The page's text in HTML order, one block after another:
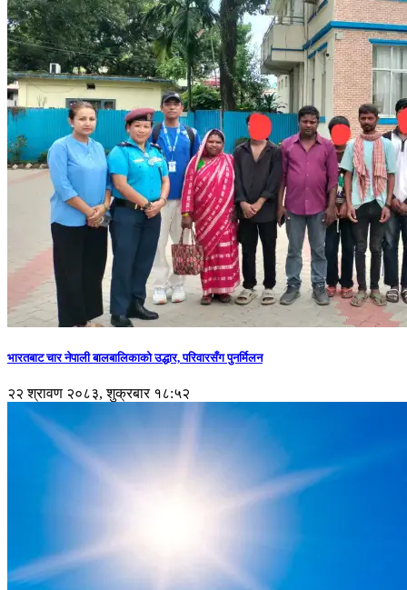
भारतबाट चार नेपाली बालबालिकाको उद्धार, परिवारसँग पुनर्मिलन
२२ श्रावण २०८३, शुक्रबार १८:५२